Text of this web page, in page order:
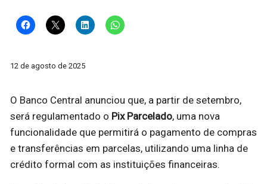
12 de agosto de 2025
O Banco Central anunciou que, a partir de setembro,
será regulamentado o Pix Parcelado, uma nova
funcionalidade que permitirá o pagamento de compras
e transferências em parcelas, utilizando uma linha de
crédito formal com as instituições financeiras.